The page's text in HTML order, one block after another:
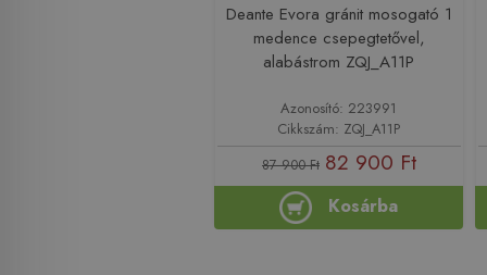
Deante Evora gránit mosogató 1
medence csepegtetővel,
alabástrom ZQJ_A11P
Azonosító: 223991
Cikkszám: ZQJ_A11P
87 900 Ft 82 900 Ft
Kosárba